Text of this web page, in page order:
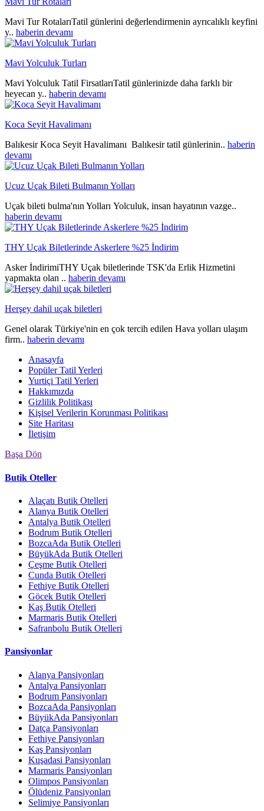
Mavi Tur RotalarıTatil günlerini değerlendirmenin ayrıcalıklı keyfini
y.. haberin devamı
Mavi Yolculuk Turları
Mavi Yolculuk Tatil FirsatlarıTatil günlerinizde daha farklı bir
heyecan y.. haberin devamı
Koca Seyit Havalimanı
Balıkesir Koca Seyit Havalimanı Balıkesir tatil günlerinin.. haberin
devamı
Ucuz Uçak Bileti Bulmanın Yolları
Uçak bileti bulma'nın Yolları Yolculuk, insan hayatının vazge..
haberin devamı
THY Uçak Biletlerinde Askerlere %25 İndirim
Asker İndirimiTHY Uçak biletlerinde TSK'da Erlik Hizmetini
yapmakta olan .. haberin devamı
Herşey dahil uçak biletleri
Genel olarak Türkiye'nin en çok tercih edilen Hava yolları ulaşım
firm.. haberin devamı
Anasayfa
Popüler Tatil Yerleri
Yurtiçi Tatil Yerleri
Hakkımızda
Gizlilik Politikası
Kişisel Verilerin Korunması Politikası
Site Haritası
İletişim
Başa Dön
Butik Oteller
Alaçatı Butik Otelleri
Alanya Butik Otelleri
Antalya Butik Otelleri
Bodrum Butik Otelleri
BozcaAda Butik Otelleri
BüyükAda Butik Otelleri
Çeşme Butik Otelleri
Cunda Butik Otelleri
Fethiye Butik Otelleri
Göcek Butik Otelleri
Kaş Butik Otelleri
Marmaris Butik Otelleri
Safranbolu Butik Otelleri
Pansiyonlar
Alanya Pansiyonları
Antalya Pansiyonları
Bodrum Pansiyonları
BozcaAda Pansiyonları
BüyükAda Pansiyonları
Datça Pansiyonları
Fethiye Pansiyonları
Kaş Pansiyonları
Kuşadasi Pansiyonları
Marmaris Pansiyonları
Olimpos Pansiyonları
Ölüdeniz Pansiyonları
Selimiye Pansiyonları